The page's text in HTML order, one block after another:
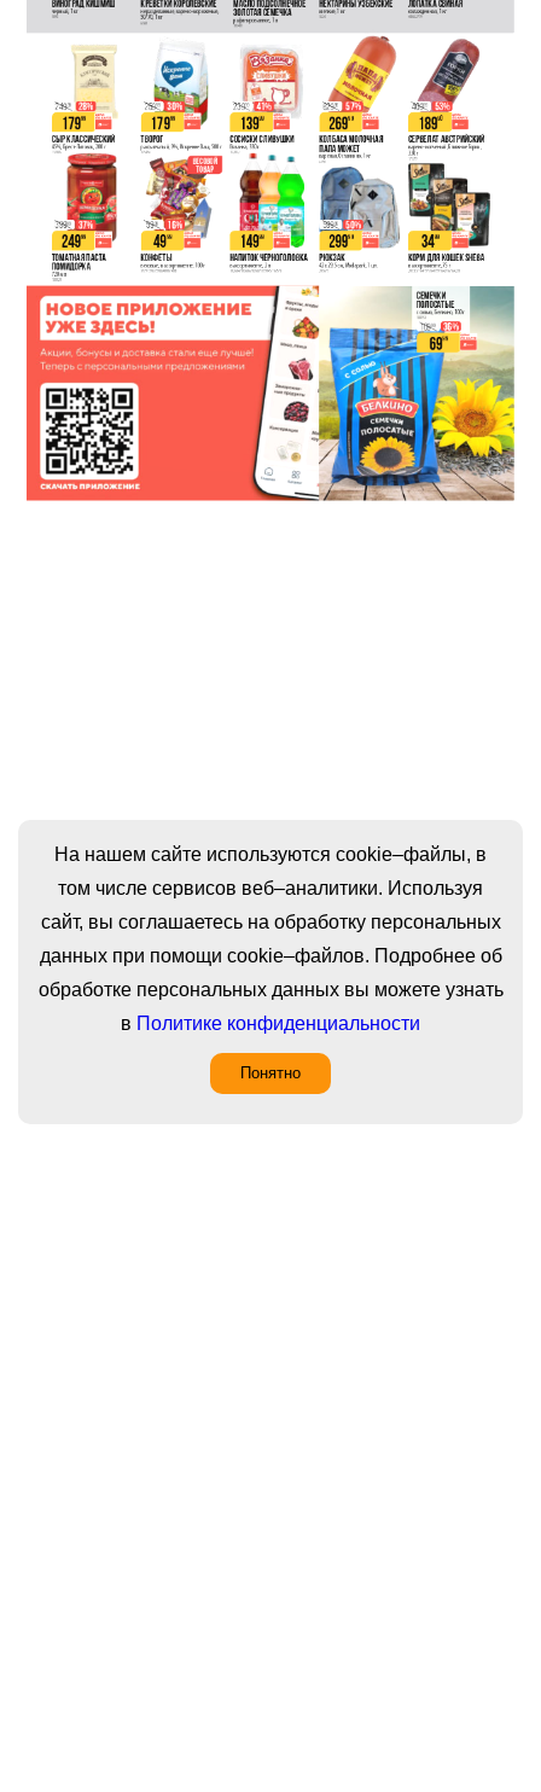
На нашем сайте используются cookie–файлы, в
том числе сервисов веб–аналитики. Используя
сайт, вы соглашаетесь на обработку персональных
данных при помощи cookie–файлов. Подробнее об
обработке персональных данных вы можете узнать
в Политике конфиденциальности
Понятно